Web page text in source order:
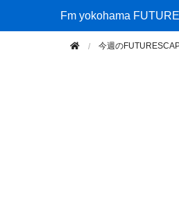
Fm yokohama
Fm yokohama
今週の